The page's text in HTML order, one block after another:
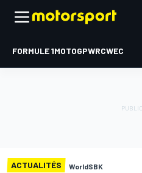
FORMULE 1MOTOGPWRCWEC
ACTUALITÉS WorldSBK